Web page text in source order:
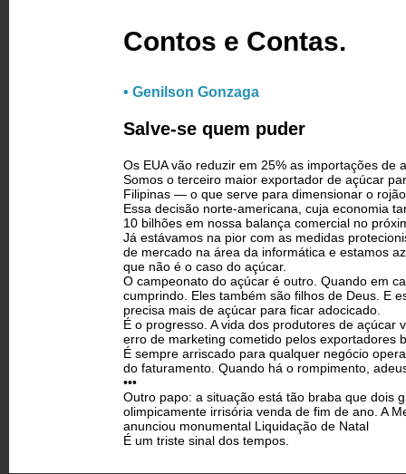
Contos e Contas.
• Genilson Gonzaga
Salve-se quem puder
Os EUA vão reduzir em 25% as importações
Somos o terceiro maior exportador de açúcar
Filipinas — o que serve para dimensionar o
Essa decisão norte-americana, cuja economia
10 bilhões em nossa balança comercial no
Já estávamos na pior com as medidas
de mercado na área da informática e estamos
que não é o caso do açúcar.
O campeonato do açúcar é outro. Quando em
cumprindo. Eles também são filhos de Deus. E
precisa mais de açúcar para ficar adocicado.
É o progresso. A vida dos produtores de
erro de marketing cometido pelos exportadores
É sempre arriscado para qualquer negócio
do faturamento. Quando há o rompimento,
•••
Outro papo: a situação está tão braba que dois
olimpicamente irrisória venda de fim de ano. A
anunciou monumental Liquidação de Natal
É um triste sinal dos tempos.